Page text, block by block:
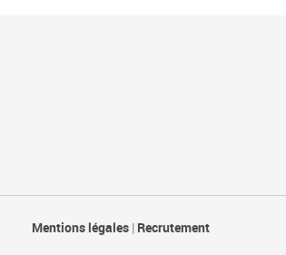
Mentions légales | Recrutement